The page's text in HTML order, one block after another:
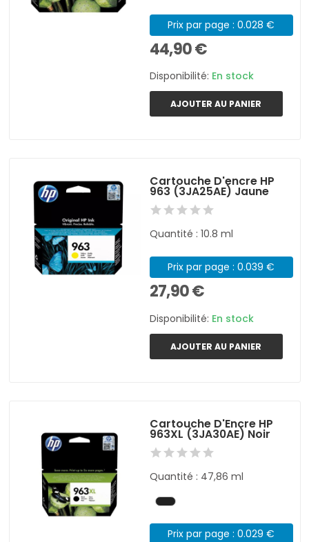
Prix par page : 0.028 €
44,90 €
Disponibilité: En stock
AJOUTER AU PANIER
Cartouche D'encre HP
963 (3JA25AE) Jaune
Quantité : 10.8 ml
Prix par page : 0.039 €
27,90 €
Disponibilité: En stock
AJOUTER AU PANIER
Cartouche D'Encre HP
963XL (3JA30AE) Noir
Quantité : 47,86 ml
Prix par page : 0.029 €